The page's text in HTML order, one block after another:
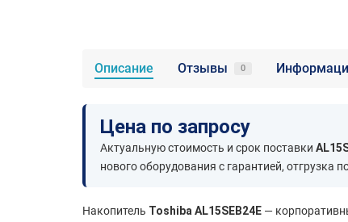
Описание Отзывы 0
Цена по запросу
Актуальную стоимость и срок поставки
нового оборудования с гарантией, отгрузка
Накопитель Toshiba AL15SEB24E —